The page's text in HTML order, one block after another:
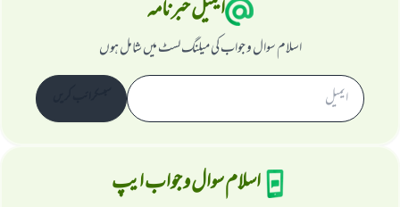
ایمیل خبرنامہ
اسلام سوال و جواب کی میلنگ لسٹ میں شامل ہوں
اسلام سوال و جواب ایپ